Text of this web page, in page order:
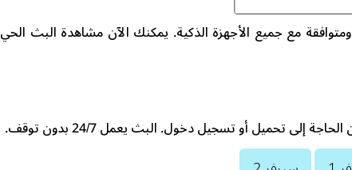
شاهد قناة دجلة بث مباشر بدون تقطيع بجودة HD ومتوافقة مع جميع الأجهزة الذكية. يمكنك الآن مشاهدة البث الحي